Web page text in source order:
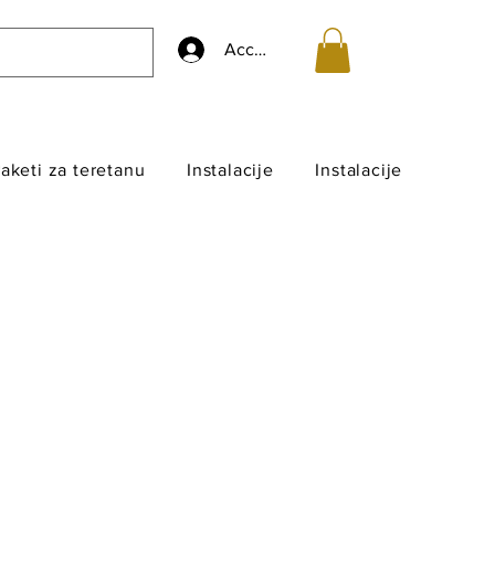
Accedi
za teretanu Instalacije Instalacije